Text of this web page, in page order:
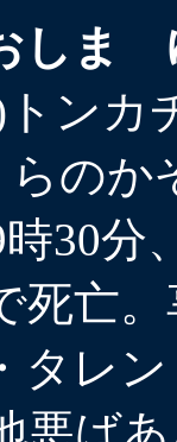
しま
ン
のか
時30
死亡
タレ